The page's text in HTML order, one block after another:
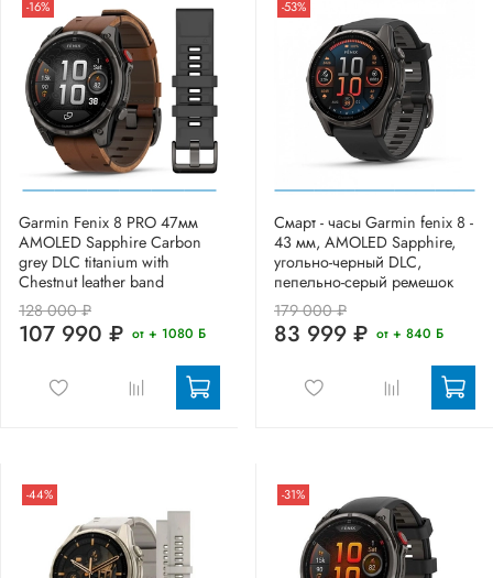
-16%
Garmin Fenix 8 PRO 47мм
AMOLED Sapphire Carbon
grey DLC titanium with
Chestnut leather band
128 000 ₽
107 990 ₽ от + 1080 Б
-53%
Смарт - часы Garmin fenix 8 -
43 мм, AMOLED Sapphire,
угольно-черный DLC,
пепельно-серый ремешок
179 000 ₽
83 999 ₽ от + 840 Б
-44% -31%